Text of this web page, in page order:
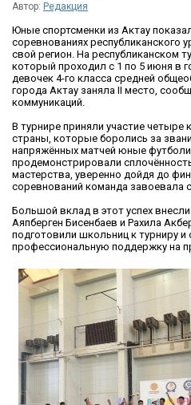
Автор: Редакция
Юные спортсменки из Актау
соревнованиях республиканского
свой регион. На республиканском
который проходил с 1 по 5 июня в
девочек 4-го класса средней
города Актау заняла II место,
коммуникаций.
В турнире приняли участие
страны, которые боролись за
напряжённых матчей юные
продемонстрировали
мастерства, уверенно дойдя до
соревнований команда завоевала
Большой вклад в этот успех
Аяпберген Бисенбаев и Рахила
подготовили школьниц к турниру
профессиональную поддержку на